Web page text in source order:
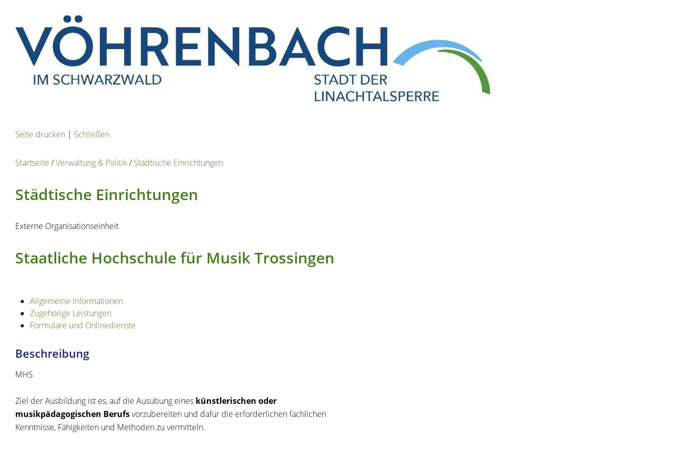
Seite drucken | Schließen
Startseite /Verwaltung & Politik/Städtische Einrichtungen
Städtische Einrichtungen
Externe Organisationseinheit
Staatliche Hochschule für Musik Trossingen
Allgemeine Informationen
Zugehörige Leistungen
Formulare und Onlinedienste
Beschreibung
MHS
Ziel der Ausbildung ist es, auf die Ausübung eines künstlerischen oder
musikpädagogischen Berufsvorzubereiten und dafür die erforderlichen fachlichen
Kenntnisse, Fähigkeiten und Methoden zu vermitteln.